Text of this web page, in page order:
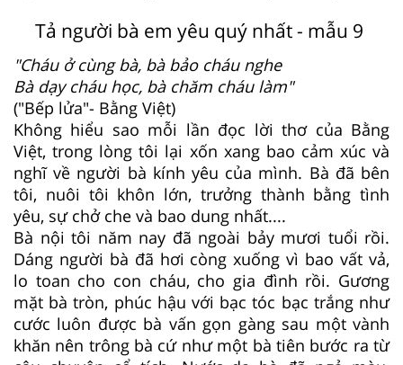
Tả người bà em yêu quý nhất - mẫu 9
"Cháu ở cùng bà, bà bảo cháu nghe
Bà dạy cháu học, bà chăm cháu làm"
("Bếp lửa"- Bằng Việt)
Không hiểu sao mỗi lần đọc lời thơ của Bằng
Việt, trong lòng tôi lại xốn xang bao cảm xúc và
nghĩ về người bà kính yêu của mình. Bà đã bên
tôi, nuôi tôi khôn lớn, trưởng thành bằng tình
yêu, sự chở che và bao dung nhất....
Bà nội tôi năm nay đã ngoài bảy mươi tuổi rồi.
Dáng người bà đã hơi còng xuống vì bao vất vả,
lo toan cho con cháu, cho gia đình rồi. Gương
mặt bà tròn, phúc hậu với bạc tóc bạc trắng như
cước luôn được bà vấn gọn gàng sau một vành
khăn nên trông bà cứ như một bà tiên bước ra từ